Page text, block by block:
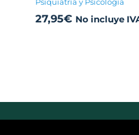
Psiquiatría y Psicología
27,95€ No incluye